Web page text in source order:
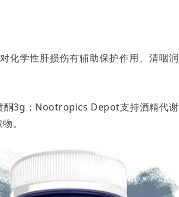
化学性肝损伤有辅助保护作用、清咽润
酮3g；Nootropics Depot支持酒精代谢
。